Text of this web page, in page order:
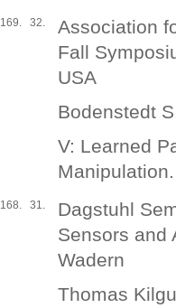
169. 32.
Association
Fall
USA
Bodenstedt
V: Learned
Manipulation.
168. 31.
Dagstuhl
Sensors and
Wadern
Thomas